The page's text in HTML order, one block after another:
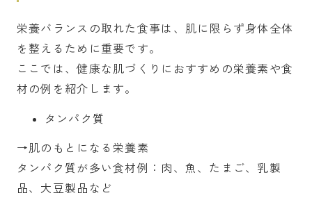
栄養バランスの取れた食事は、肌に限らず身体全体
を整えるために重要です。
ここでは、健康な肌づくりにおすすめの栄養素や食
材の例を紹介します。
タンパク質
→肌のもとになる栄養素
タンパク質が多い食材例：肉、魚、たまご、乳製
品、大豆製品など